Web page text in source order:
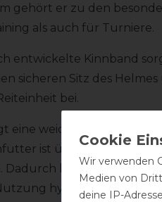
gehört er zu den
als auch für Turniere.
entwickelte Kinnband
sicheren Sitz des
bei.
eine weich gepolsterte
ist über ein
Dadurch kann der Helm
hygienisch.
Wir verwenden
Medien von
deine IP-